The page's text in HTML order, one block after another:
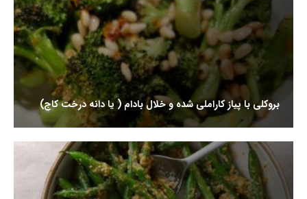
بروکلی با پیاز کاراملی شده و خلال بادام ( یا دانه درخت کاج)